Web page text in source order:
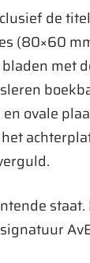
de
(80×60
met
ovale